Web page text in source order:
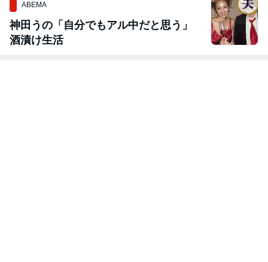
ABEMA
神田うの「自分でもアル中だと思う」
酒漬け生活